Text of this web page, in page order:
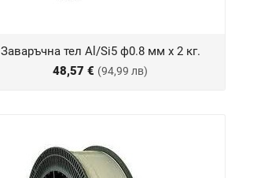
Заваръчна тел Al/Si5 ф0.8 мм х 2 кг.
48,57 € (94,99 лв)